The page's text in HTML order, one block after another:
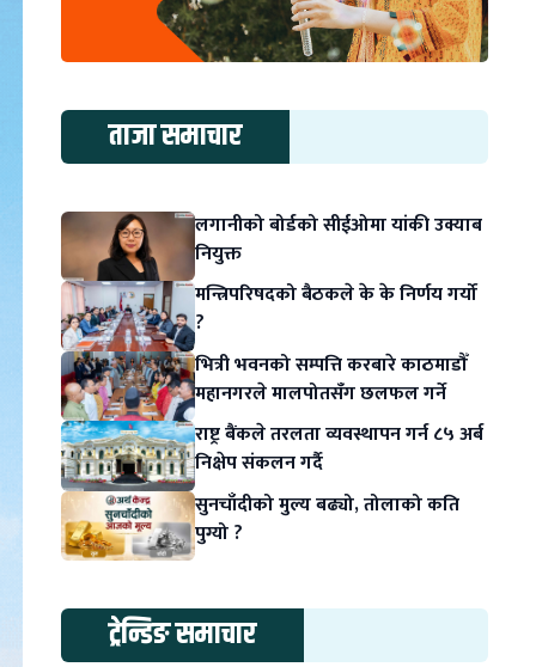
ताजा समाचार
लगानीको बोर्डको सीईओमा यांकी उक्याब
नियुक्त
मन्त्रिपरिषदको बैठकले के के निर्णय गर्यो
?
भित्री भवनको सम्पत्ति करबारे काठमाडौँ
महानगरले मालपोतसँग छलफल गर्ने
राष्ट्र बैंकले तरलता व्यवस्थापन गर्न ८५ अर्ब
निक्षेप संकलन गर्दै
सुनचाँदीको मुल्य बढ्यो, तोलाको कति
पुग्यो ?
ट्रेन्डिङ समाचार